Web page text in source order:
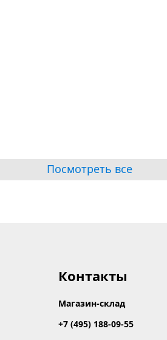
Посмотреть все
Контакты
Магазин-склад
+7 (495) 188-09-55